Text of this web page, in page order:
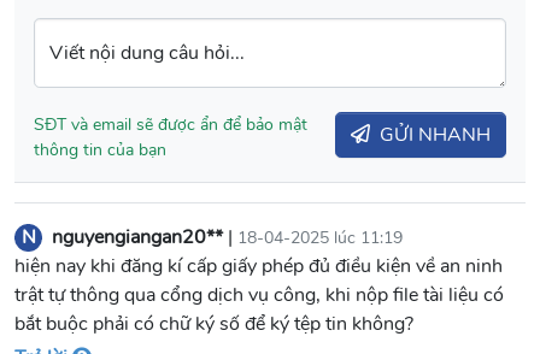
Viết nội dung câu hỏi...
SĐT và email sẽ được ẩn để bảo mật
thông tin của bạn
GỬI NHANH
N nguyengiangan20**| 18-04-2025 lúc 11:19
hiện nay khi đăng kí cấp giấy phép đủ điều kiện về an ninh
trật tự thông qua cổng dịch vụ công, khi nộp file tài liệu có
bắt buộc phải có chữ ký số để ký tệp tin không?